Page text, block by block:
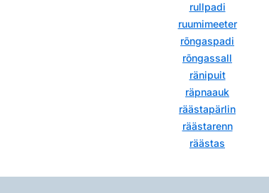
rullpadi
ruumimeeter
rõngaspadi
rõngassall
ränipuit
räpnaauk
räästapärlin
räästarenn
räästas